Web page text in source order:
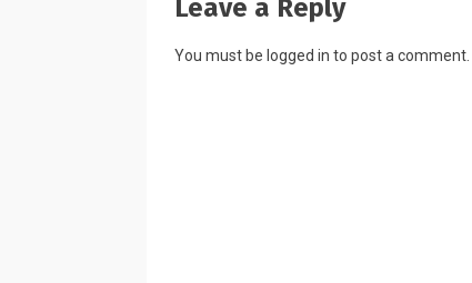
Leave a Reply
You must be logged in to post a comment.